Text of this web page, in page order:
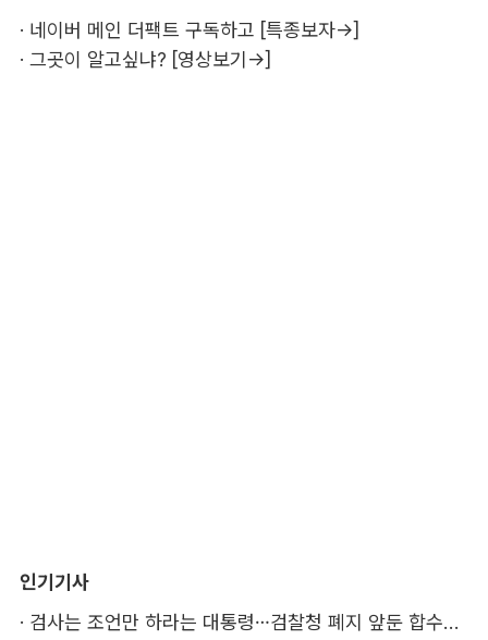
· 네이버 메인 더팩트 구독하고 [특종보자→]
· 그곳이 알고싶냐? [영상보기→]
인기기사
·
검사는 조언만 하라는 대통령…검찰청 폐지 앞둔 합수본 '딜레마'